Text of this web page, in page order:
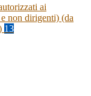
ai
non dirigenti) (da
13